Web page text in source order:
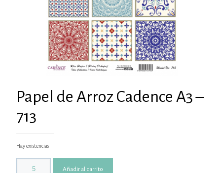
Papel de Arroz Cadence A3 –
713
Hay existencias
Añadir al carrito